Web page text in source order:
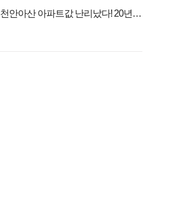
천안아산 아파트값 난리났다! 20년